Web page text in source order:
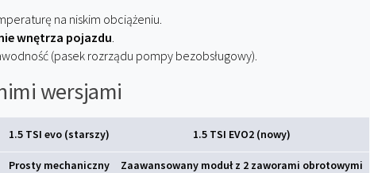
na niskim obciążeniu.
wnętrza pojazdu
(pasek rozrządu pompy bezobsługowy).
wersjami
1.5 TSI evo (starszy) 1.5 TSI EVO2 (nowy)
Prosty mechaniczny
Zaawansowany moduł z 2 zaworami obrotowymi